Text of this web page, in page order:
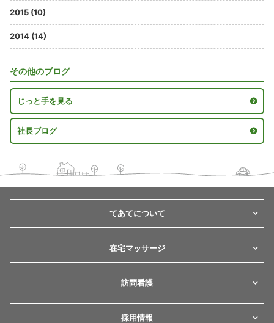
2015 (10)
2014 (14)
その他のブログ
じっと手を見る
社長ブログ
てあてについて
在宅マッサージ
訪問看護
採用情報